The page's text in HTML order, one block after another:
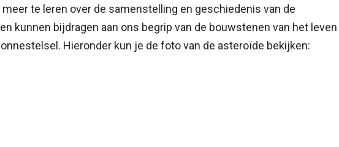
te leren over de samenstelling en geschiedenis van de
kunnen bijdragen aan ons begrip van de bouwstenen van het leven
Hieronder kun je de foto van de asteroïde bekijken: